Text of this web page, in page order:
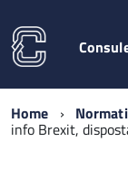
Home
info Brexit,